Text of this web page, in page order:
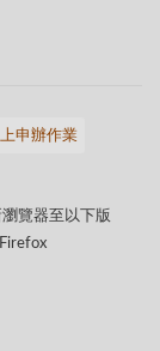
申辦作業
覽器至以下版